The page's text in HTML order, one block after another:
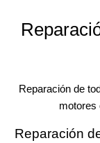
Reparación de
motores
Reparación